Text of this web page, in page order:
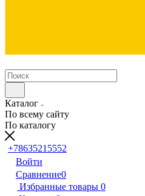
Каталог
По всему сайту
По каталогу
+78635215552
Войти
Сравнение0
Избранные товары 0